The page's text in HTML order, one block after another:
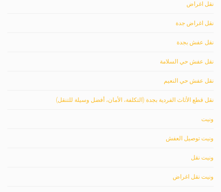
نقل اغراض
نقل اغراض جدة
نقل عفش بجدة
نقل عفش حي السلامة
نقل عفش حي النعيم
نقل قطع الأثاث الفردية بجدة (التكلفة، الأمان، أفضل وسيلة للتنقل)
ونيت
ونيت توصيل العفش
ونيت نقل
ونيت نقل اغراض